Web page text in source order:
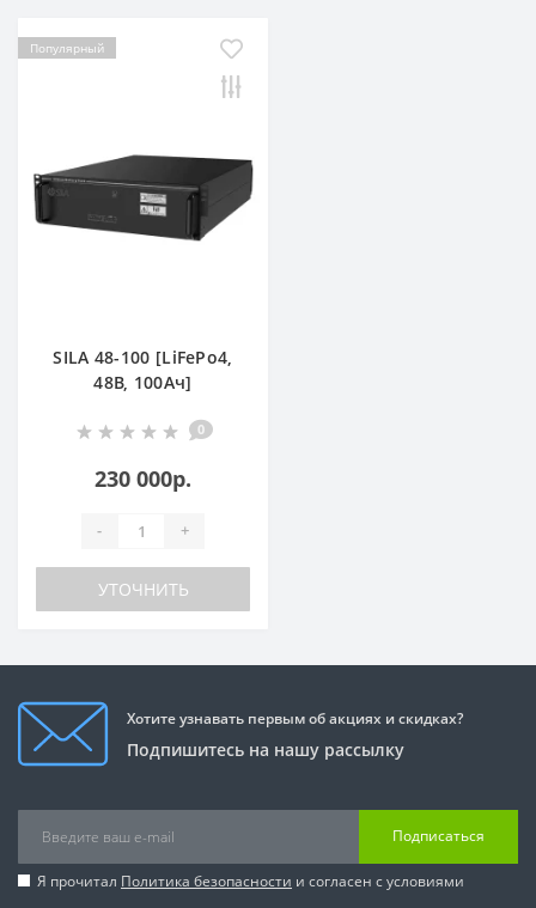
Популярный
SILA 48-100 [LiFePo4,
48В, 100Ач]
0
230 000р.
- +
УТОЧНИТЬ
Хотите узнавать первым об акциях и скидках?
Подпишитесь на нашу рассылку
Подписаться
Я прочитал Политика безопасности и согласен с условиями